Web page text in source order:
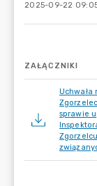
2025-09-22
ZAŁĄCZNIKI
Uchwała
sprawie